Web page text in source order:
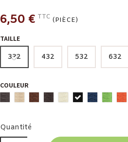
6,50 € TTC (PIÈCE)
TAILLE
332 432 532 632
COULEUR
Quantité